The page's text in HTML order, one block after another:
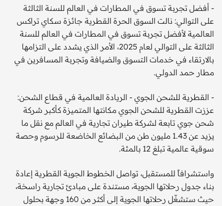
- أفضل تجربة تسوق في المطارات في العالم للسنة الثالثة
على التوالي: نالت السوق الحرة القطرية جائزة سكاي تراكس
العالمية لأفضل تجربة تسوق في المطارات في العالم للسنة
الثالثة على التوالي لعام 2025، الأمر الذي يشدد على التزامها
بالارتقاء في خدمات التسوق والضيافة وتجربة المسافرين في
مطار حمد الدولي.
- القطرية للشحن الجوي - الريادة العالمية في قطاع الشحن:
عززت القطرية للشحن الجوي مكانتها المتميزة كأكبر شركة
شحن جوي تابعة لشركة طيران تجارية في العالم مع نقل ما
يزيد عن 1.43 مليون طن من البضائع الخاضعة للرسوم وحصة
سوقية عالمية تبلغ 12 بالمئة.
واستشرافاً للمستقبل، تواصل الخطوط الجوية القطرية إعادة
بناء جدول رحلاتها الجوية، مستندة على مبادئ تجارية راسخة،
حيث ستشغّل رحلاتها الجوية إلى أكثر من 160 وجهة بحلول